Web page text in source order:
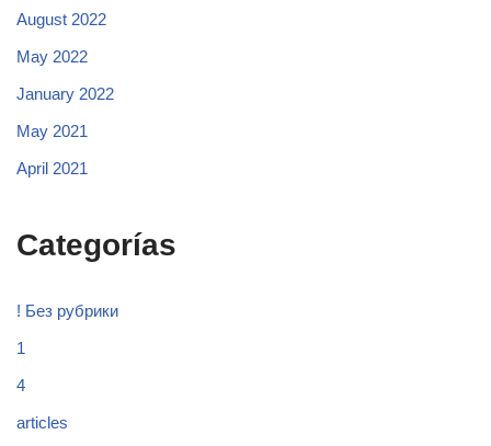
August 2022
May 2022
January 2022
May 2021
April 2021
Categorías
! Без рубрики
1
4
articles